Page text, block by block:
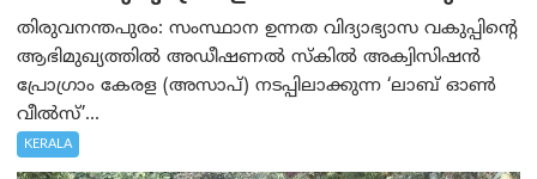
തിരുവനന്തപുരം: സംസ്ഥാന ഉന്നത വിദ്യാഭ്യാസ വകുപ്പിന്റെ
ആഭിമുഖ്യത്തിൽ അഡീഷണൽ സ്കിൽ അക്വിസിഷൻ
പ്രോഗ്രാം കേരള (അസാപ്) നടപ്പിലാക്കുന്ന ‘ലാബ് ഓൺ
വീൽസ്’...
KERALA